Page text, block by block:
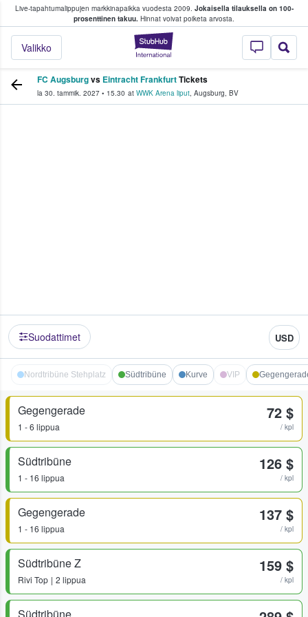
Live-tapahtumalippujen markkinapaikka vuodesta 2009. Jokaisella tilauksella on 100-
prosenttinen takuu. Hinnat voivat poiketa arvosta.
StubHub -
Valikko
fanit ostavat ja myyvät lippuja
FC Augsburgvs Eintracht FrankfurtTickets
la 30. tammik. 2027 • 15.30 at WWK Arena liput, Augsburg, BV
Suodattimet USD
Nordtribüne Stehplatz Südtribüne Kurve VIP
Gegengerade
1 - 6 lippua
72 $
/ kpl
Südtribüne
1 - 16 lippua
126 $
/ kpl
Gegengerade
1 - 16 lippua
137 $
/ kpl
Südtribüne Z
Rivi Top 2 lippua
159 $
/ kpl